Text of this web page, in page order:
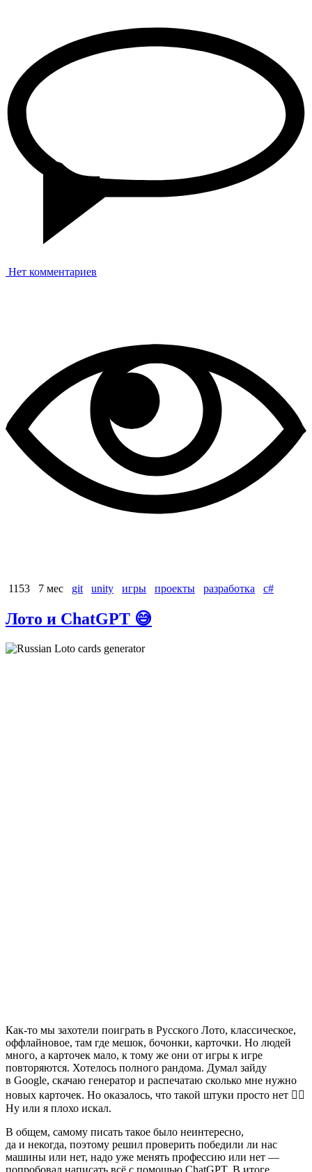
Нет комментариев
1153 7 мес git unity игры проекты разработка с#
Лото и ChatGPT 😅
Как-то мы захотели поиграть в Русского Лото, классическое,
оффлайновое, там где мешок, бочонки, карточки. Но людей
много, а карточек мало, к тому же они от игры к игре
повторяются. Хотелось полного рандома. Думал зайду
в Google, скачаю генератор и распечатаю сколько мне нужно
новых карточек. Но оказалось, что такой штуки просто нет 🤷‍♂️
Ну или я плохо искал.
В общем, самому писать такое было неинтересно,
да и некогда, поэтому решил проверить победили ли нас
машины или нет, надо уже менять профессию или нет —
попробовал написать всё с помощью ChatGPT. В итоге